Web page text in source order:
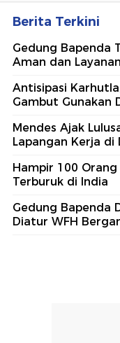
Berita Terkini
Gedung Bapenda
Aman dan
Antisipasi
Gambut Gunakan
Mendes Ajak
Lapangan Kerja di
Hampir 100
Terburuk di India
Gedung Bapenda
Diatur WFH